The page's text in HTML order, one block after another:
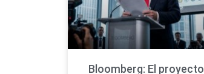
Bloomberg: El proyecto